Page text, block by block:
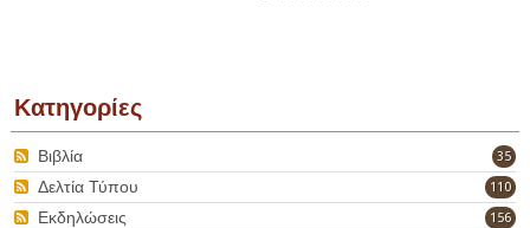
Κατηγορίες
35
Βιβλία
110
Δελτία Τύπου
156
Εκδηλώσεις